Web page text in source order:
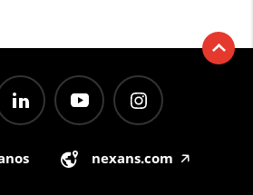
nexans.com 🡥